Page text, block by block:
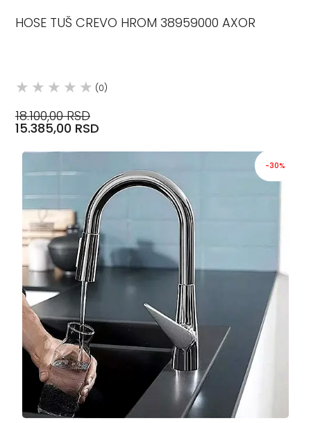
HOSE TUŠ CREVO HROM 38959000 AXOR
(0)
18.100,00 RSD
15.385,00 RSD
-30%